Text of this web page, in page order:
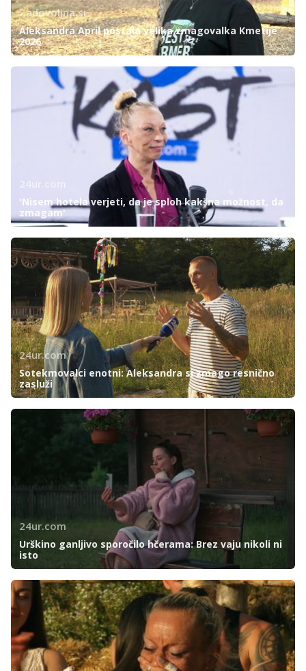
Zadovoljna.si
Aleksandra April postala velika zmagovalka Kmetije
2026
'Nisem hotela verjeti, da je sploh kakšna možnost, da
zmagam'
24ur.com
Sotekmovalci enotni: Aleksandra si zmago resnično
zasluži
24ur.com
Urškino ganljivo sporočilo hčerama: Brez vaju nikoli ni
isto